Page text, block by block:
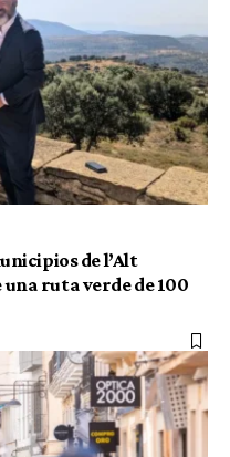
de l’Alt
ruta verde de 100